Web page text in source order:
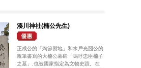
湊川神社(楠公先生)
正成公的「殉節禦地」和水戶光圀公的
親筆書寫的大楠公墓碑「嗚呼忠臣楠子
之墓」,也被國家指定為文物史蹟。在